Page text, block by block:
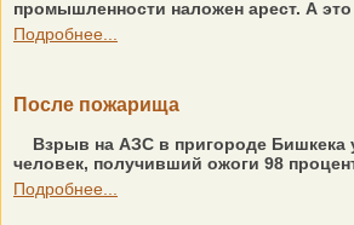
промышленности наложен арест. А
Подробнее...
После пожарища
Взрыв на АЗС в пригороде Бишкека
человек, получивший ожоги 98
Подробнее...